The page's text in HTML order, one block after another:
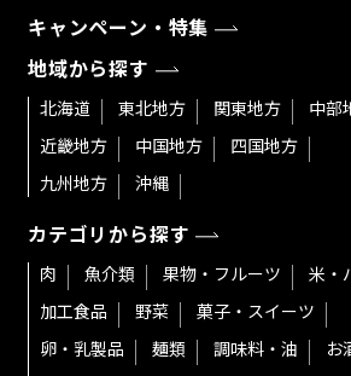
キャンペーン・特集
地域から探す
北海道 東北地方 関東地方
中部
近畿地方
中国地方
四国地方
九州地方
沖縄
カテゴリから探す
肉 魚介類 果物・フルーツ
米・
加工食品
野菜
菓子・スイーツ
卵・乳製品
麺類 調味料・油 お